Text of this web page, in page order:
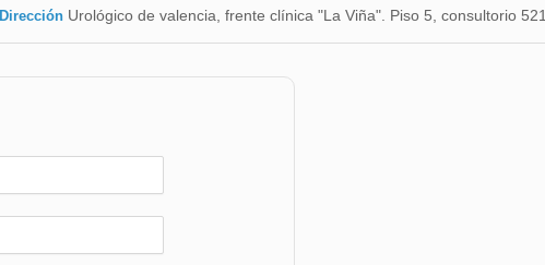
Dirección Urológico de valencia, frente clínica "La Viña". Piso 5, consultorio 521